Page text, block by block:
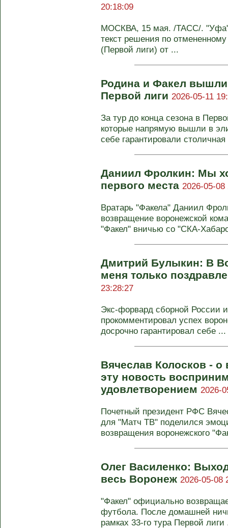
20:18:09
МОСКВА, 15 мая. /ТАСС/. "Уфа"
текст решения по
(Первой лиги) от ...
Родина и Факел
Первой лиги 2026-05-11
За тур до конца сезона в
которые напрямую вышли в
себе гарантировали
Даниил Фролкин: Мы
первого места 2026-05-08
Вратарь "Факела" Даниил
возвращение воронежской
"Факел" вничью со "СКА-
Дмитрий Булыкин: В
меня только
23:28:27
Экс-форвард сборной России
прокомментировал успех
досрочно гарантировал себе ...
Вячеслав Колосков -
эту новость
удовлетворением 2026-
Почетный президент РФС
для "Матч ТВ" поделился
возвращения воронежского
Олег Василенко:
весь Воронеж 2026-05-08
"Факел" официально
футбола. После домашней
рамках 33-го тура Первой лиги